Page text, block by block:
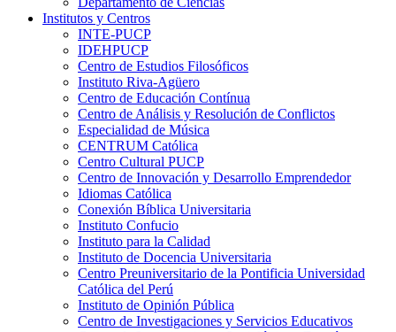
Institutos y Centros
INTE-PUCP
IDEHPUCP
Centro de Estudios Filosóficos
Instituto Riva-Agüero
Centro de Educación Contínua
Centro de Análisis y Resolución de Conflictos
Especialidad de Música
CENTRUM Católica
Centro Cultural PUCP
Centro de Innovación y Desarrollo Emprendedor
Idiomas Católica
Conexión Bíblica Universitaria
Instituto Confucio
Instituto para la Calidad
Instituto de Docencia Universitaria
Centro Preuniversitario de la Pontificia Universidad
Católica del Perú
Instituto de Opinión Pública
Centro de Investigaciones y Servicios Educativos